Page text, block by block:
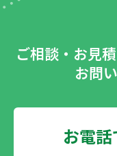
ご相談・お見
お問
お電